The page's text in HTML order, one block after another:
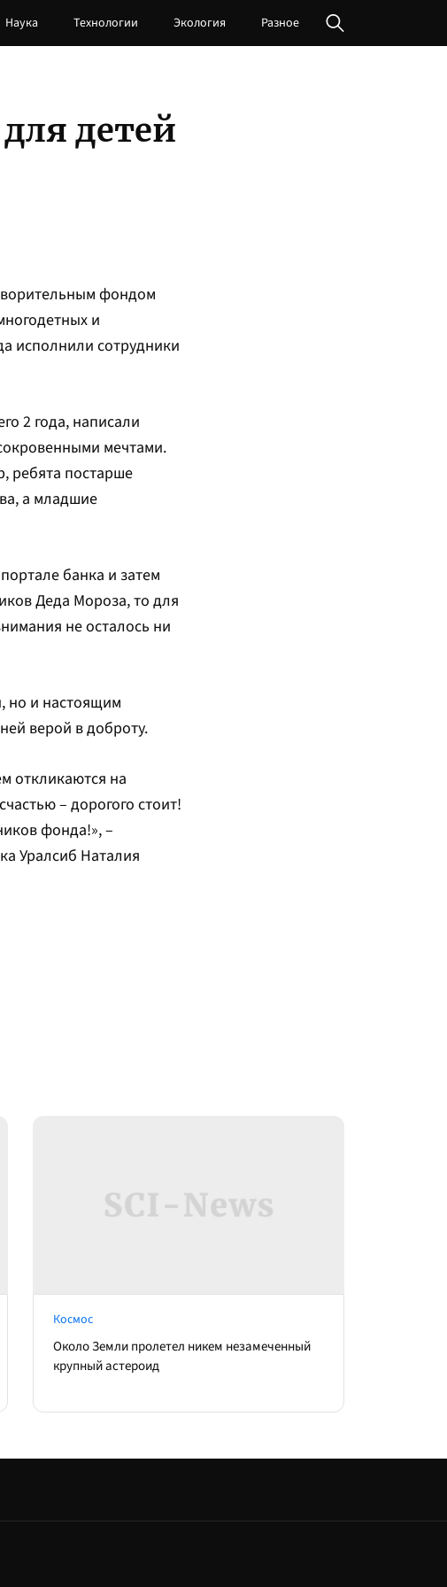
Наука Технологии Экология Разное
детей
фондом
и
исполнили сотрудники
2 года, написали
мечтами.
ребята постарше
а младшие
банка и затем
Деда Мороза, то для
не осталось ни
но и настоящим
верой в доброту.
откликаются на
– дорогого стоит!
фонда!», –
Уралсиб Наталия
Космос
Около Земли пролетел никем незамеченный
крупный астероид